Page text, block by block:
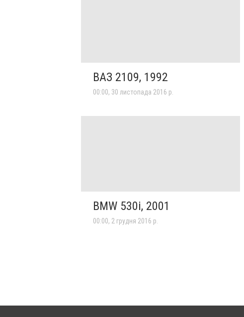
ВАЗ 2109, 1992
00:00, 30 листопада 2016 р.
BMW 530i, 2001
00:00, 2 грудня 2016 р.